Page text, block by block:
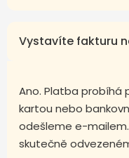
Vystavíte fakturu
Ano. Platba probíhá
kartou nebo
odešleme e-
skutečně